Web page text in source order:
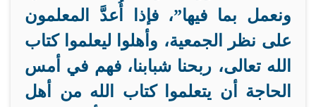
ونعمل بما فيها”، فإذا أُعدَّ المعلمون
على نظر الجمعية، وأهلوا ليعلموا كتاب
الله تعالى، ربحنا شبابنا، فهم في أمس
الحاجة أن يتعلموا كتاب الله من أهل